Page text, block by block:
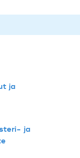
ja
ja